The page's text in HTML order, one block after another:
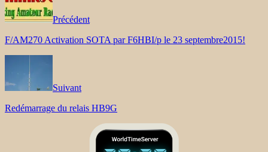
Précédent
F/AM270 Activation SOTA par F6HBI/p le 23 septembre2015!
Suivant
Redémarrage du relais HB9G